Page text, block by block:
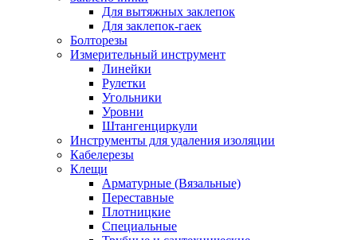
Для вытяжных заклепок
Для заклепок-гаек
Болторезы
Измерительный инструмент
Линейки
Рулетки
Угольники
Уровни
Штангенциркули
Инструменты для удаления изоляции
Кабелерезы
Клещи
Арматурные (Вязальные)
Переставные
Плотницкие
Специальные